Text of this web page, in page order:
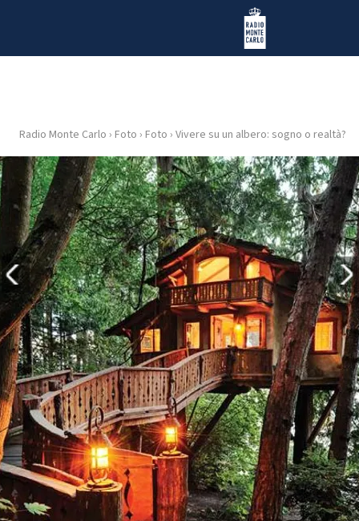
Radio Monte Carlo
HOME
RADIO
WEB
RADIO
PLAYLIST
NEWS
FOTO
CONCORSI
EVENTI
Radio Monte Carlo › Foto › Foto › Vivere su un albero: sogno o realtà?